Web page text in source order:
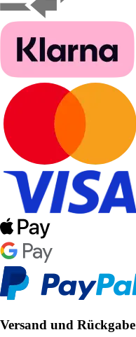
Versand und Rückgabe